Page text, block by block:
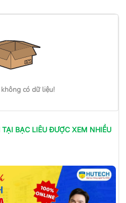
có dữ liệu!
TẠI BẠC LIÊU ĐƯỢC XEM NHIỀU